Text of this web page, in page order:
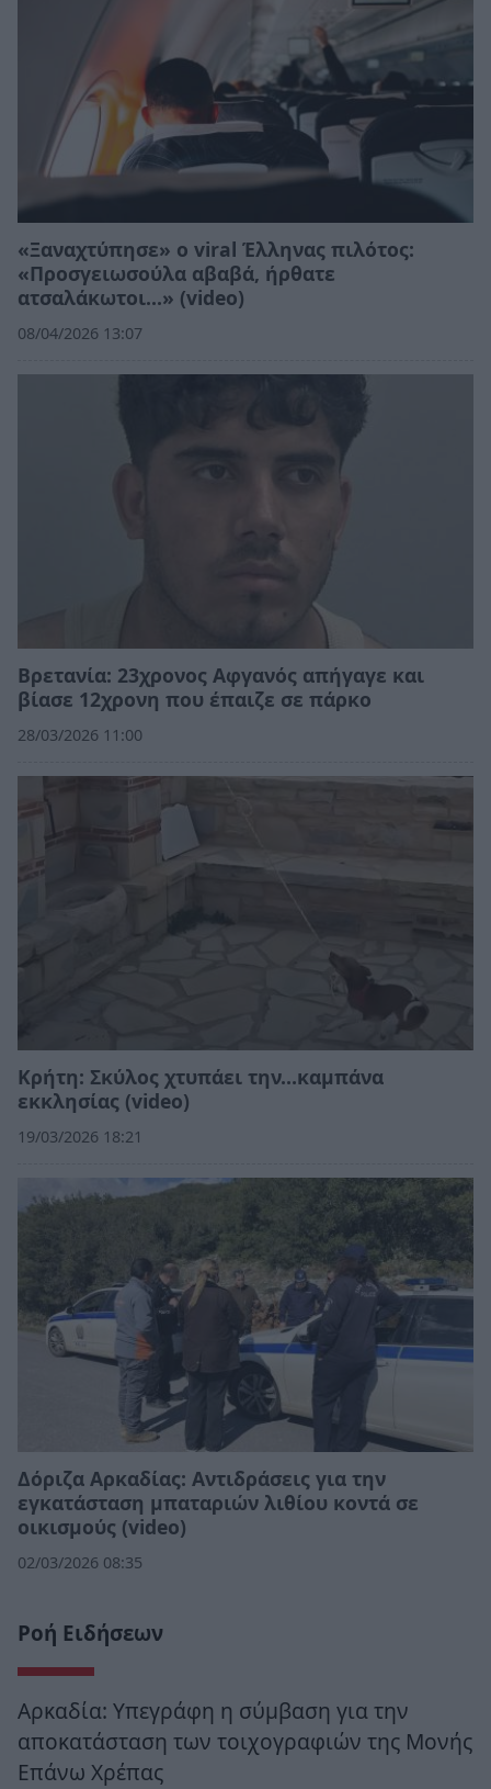
«Ξαναχτύπησε» ο viral Έλληνας πιλότος:
«Προσγειωσούλα αβαβά, ήρθατε
ατσαλάκωτοι...» (video)
08/04/2026 13:07
Βρετανία: 23χρονος Αφγανός απήγαγε και
βίασε 12χρονη που έπαιζε σε πάρκο
28/03/2026 11:00
Κρήτη: Σκύλος χτυπάει την…καμπάνα
εκκλησίας (video)
19/03/2026 18:21
Δόριζα Αρκαδίας: Αντιδράσεις για την
εγκατάσταση μπαταριών λιθίου κοντά σε
οικισμούς (video)
02/03/2026 08:35
Ροή Ειδήσεων
Αρκαδία: Υπεγράφη η σύμβαση για την
αποκατάσταση των τοιχογραφιών της Μονής
Επάνω Χρέπας